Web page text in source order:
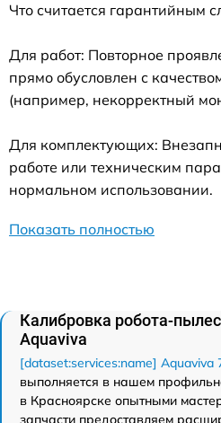
Что считается гарантийным
Для работ: Повторное
прямо обусловлен с
(например, некорректный
Для комплектующих:
работе или техническим
нормальном использовании.
Показать полностью
Калибровка робота-
Aquaviva
[dataset:services:name] Aquaviva
выполняется в нашем
в Красноярске опытными
запчасти предоставляем